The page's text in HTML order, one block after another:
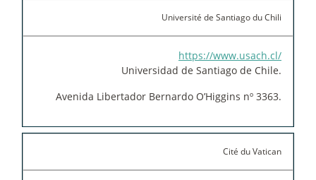
Université de Santiago du Chili
https://www.usach.cl/
Universidad de Santiago de Chile.
Avenida Libertador Bernardo O’Higgins nº 3363.
Cité du Vatican